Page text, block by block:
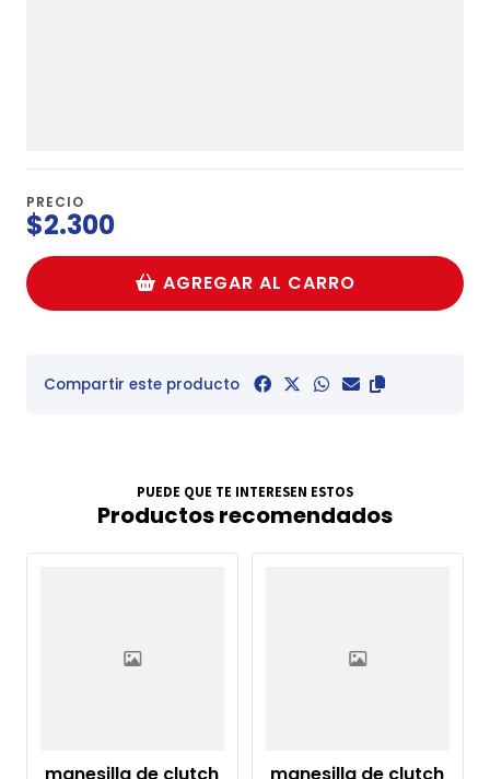
PRECIO
$2.300
AGREGAR AL CARRO
Compartir este producto
PUEDE QUE TE INTERESEN ESTOS
Productos recomendados